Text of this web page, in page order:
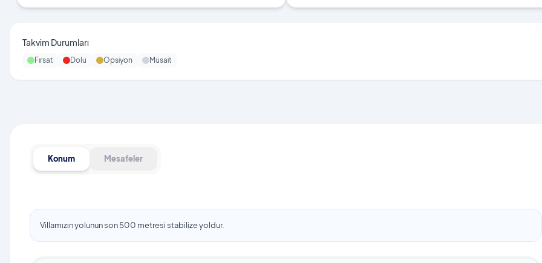
Takvim Durumları
Fırsat Dolu Opsiyon Müsait
Konum Mesafeler
Villamızın yolunun son 500 metresi stabilize yoldur.